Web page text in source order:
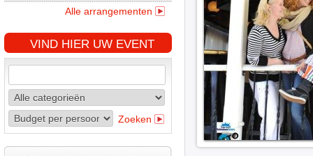
Alle arrangementen
VIND HIER UW EVENT
Zoeken